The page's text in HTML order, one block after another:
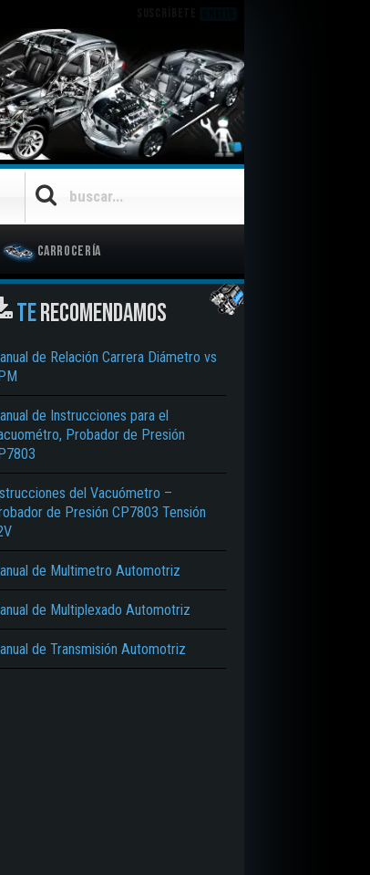
Carrocería
TERECOMENDAMOS
de Relación Carrera Diámetro vs
de Instrucciones para el
Probador de Presión
del Vacuómetro –
de Presión CP7803 Tensión
de Multimetro Automotriz
de Multiplexado Automotriz
de Transmisión Automotriz